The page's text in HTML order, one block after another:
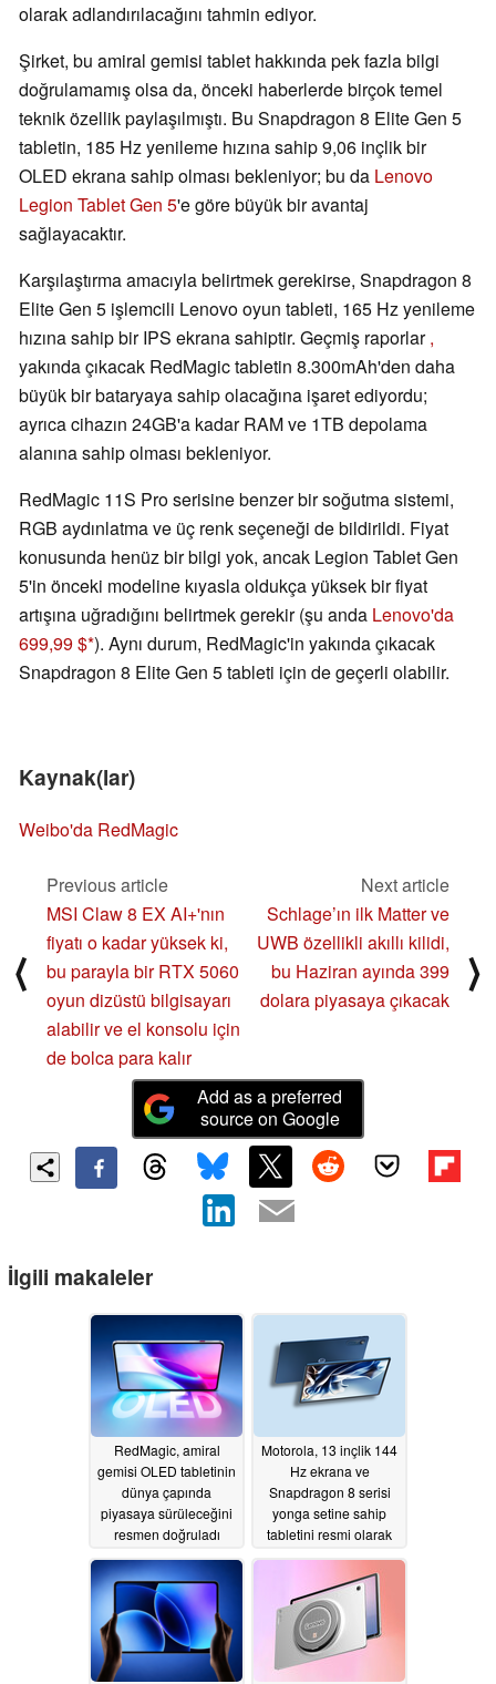
olarak adlandırılacağını tahmin ediyor.
Şirket, bu amiral gemisi tablet hakkında pek fazla bilgi
doğrulamamış olsa da, önceki haberlerde birçok temel
teknik özellik paylaşılmıştı. Bu Snapdragon 8 Elite Gen 5
tabletin, 185 Hz yenileme hızına sahip 9,06 inçlik bir
OLED ekrana sahip olması bekleniyor; bu da Lenovo
Legion Tablet Gen 5'e göre büyük bir avantaj
sağlayacaktır.
Karşılaştırma amacıyla belirtmek gerekirse, Snapdragon 8
Elite Gen 5 işlemcili Lenovo oyun tableti, 165 Hz yenileme
hızına sahip bir IPS ekrana sahiptir. Geçmiş raporlar,
yakında çıkacak RedMagic tabletin 8.300mAh'den daha
büyük bir bataryaya sahip olacağına işaret ediyordu;
ayrıca cihazın 24GB'a kadar RAM ve 1TB depolama
alanına sahip olması bekleniyor.
RedMagic 11S Pro serisine benzer bir soğutma sistemi,
RGB aydınlatma ve üç renk seçeneği de bildirildi. Fiyat
konusunda henüz bir bilgi yok, ancak Legion Tablet Gen
5'in önceki modeline kıyasla oldukça yüksek bir fiyat
artışına uğradığını belirtmek gerekir (şu anda Lenovo'da
699,99 $ ). Aynı durum, RedMagic'in yakında çıkacak
Snapdragon 8 Elite Gen 5 tableti için de geçerli olabilir.
Kaynak(lar)
Weibo'da RedMagic
⟨
Previous article
MSI Claw 8 EX AI+'nın
fiyatı o kadar yüksek ki,
bu parayla bir RTX 5060
oyun dizüstü bilgisayarı
alabilir ve el konsolu için
de bolca para kalır
Next article
Schlage’ın ilk Matter ve
UWB özellikli akıllı kilidi,
bu Haziran ayında 399
dolara piyasaya çıkacak
⟩
Add as a preferred
source on Google
İlgili makaleler
RedMagic, amiral
gemisi OLED tabletinin
dünya çapında
piyasaya sürüleceğini
resmen doğruladı
06/29/2026
Motorola, 13 inçlik 144
Hz ekrana ve
Snapdragon 8 serisi
yonga setine sahip
tabletini resmi olarak
06/27/2026